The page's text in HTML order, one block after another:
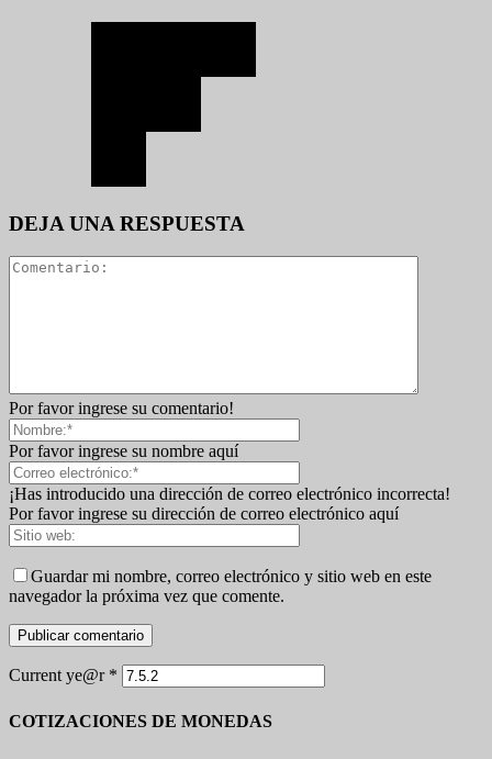
DEJA UNA RESPUESTA
Por favor ingrese su comentario!
Por favor ingrese su nombre aquí
¡Has introducido una dirección de correo electrónico incorrecta!
Por favor ingrese su dirección de correo electrónico aquí
Guardar mi nombre, correo electrónico y sitio web en este
navegador la próxima vez que comente.
Current ye@r *
COTIZACIONES DE MONEDAS